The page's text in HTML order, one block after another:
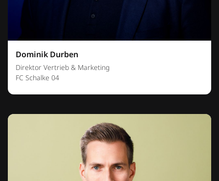
Dominik Durben
Direktor Vertrieb & Marketing
FC Schalke 04